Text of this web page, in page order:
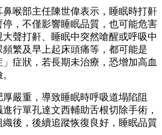
喉部主任陳世偉表示，睡眠時打鼾
，不僅影響睡眠品質，也可能危害
聲打鼾、睡眠中突然嗆醒或呼吸中
繁及早上起床頭痛等，都可能是
」症狀，若長期未治療，恐增加高血
嚴重，導致睡眠時呼吸道塌陷阻
行單孔達文西輔助舌根切除手術，
後，後續追蹤恢復良好，睡眠品質